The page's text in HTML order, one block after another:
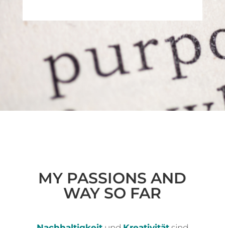
MY PASSIONS AND
WAY SO FAR